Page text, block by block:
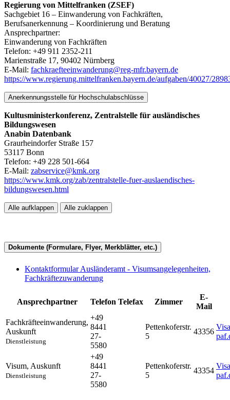
Regierung von Mittelfranken (ZSEF)
Sachgebiet 16 – Einwanderung von Fachkräften,
Berufsanerkennung – Koordinierung und Beratung
Ansprechpartner:
Einwanderung von Fachkräften
Telefon: +49 911 2352-211
Marienstraße 17, 90402 Nürnberg
E-Mail: fachkraefteeinwanderung@reg-mfr.bayern.de
https://www.regierung.mittelfranken.bayern.de/aufgaben/40027/
Anerkennungsstelle für Hochschulabschlüsse
Kultusministerkonferenz, Zentralstelle für ausländisches
Bildungswesen
Anabin Datenbank
Graurheindorfer Straße 157
53117 Bonn
Telefon: +49 228 501-664
E-Mail: zabservice@kmk.org
https://www.kmk.org/zab/zentralstelle-fuer-auslaendisches-
bildungswesen.html
Alle aufklappen Alle zuklappen
Dokumente (Formulare, Flyer, Merkblätter, etc.)
Kontaktformular Ausländeramt - Visumsangelegenheiten,
Fachkräftezuwanderung
Ansprechpartner Telefon Telefax Zimmer
E-
Mail
Fachkräfteeinwanderung,
Auskunft
Dienstleistung
+49
8441
27-
5580
Pettenkoferstr.
5
43356
Visum, Auskunft
Dienstleistung
+49
8441
27-
5580
Pettenkoferstr.
5
43354